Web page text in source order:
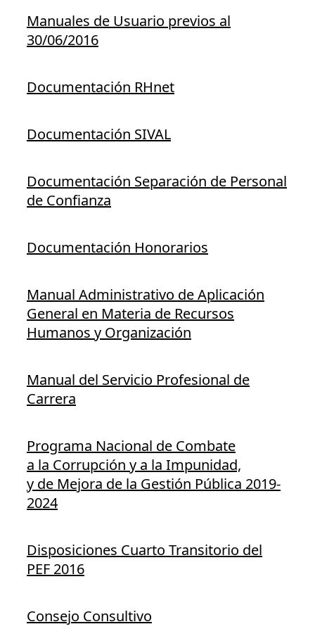
Manuales de Usuario previos al
30/06/2016
Documentación RHnet
Documentación SIVAL
Documentación Separación de Personal
de Confianza
Documentación Honorarios
Manual Administrativo de Aplicación
General en Materia de Recursos
Humanos y Organización
Manual del Servicio Profesional de
Carrera
Programa Nacional de Combate
a la Corrupción y a la Impunidad,
y de Mejora de la Gestión Pública 2019-
2024
Disposiciones Cuarto Transitorio del
PEF 2016
Consejo Consultivo